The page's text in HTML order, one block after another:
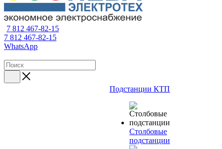
7 812 467-82-15
7 812 467-82-15
WhatsApp
Подстанции КТП
Столбовые
подстанции